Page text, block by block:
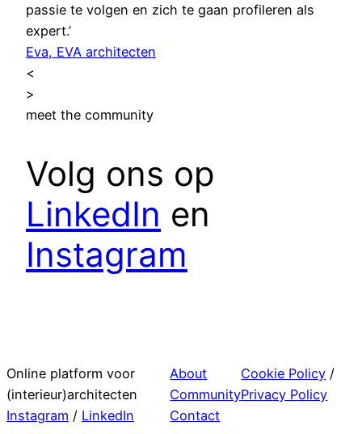
passie te volgen en zich te gaan profileren als
expert.’
Eva, EVA architecten
<
>
meet the community
Volg ons op
LinkedIn en
Instagram
Online platform voor
(interieur)architecten
Instagram / LinkedIn
About
Community
Contact
Cookie Policy /
Privacy Policy